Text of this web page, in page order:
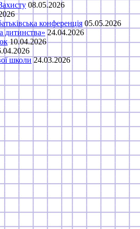
08.05.2026
конференція 05.05.2026
дитинства» 24.04.2026
10.04.2026
школи 24.03.2026